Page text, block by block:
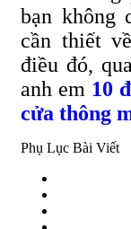
bạn không
cần thiết
điều đó,
anh em 10
cửa thông
Phụ Lục Bài Viết